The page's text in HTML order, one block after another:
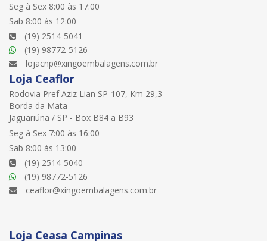
Seg à Sex 8:00 às 17:00
Sab 8:00 às 12:00
(19) 2514-5041
(19) 98772-5126
lojacnp@xingoembalagens.com.br
Loja Ceaflor
Rodovia Pref Aziz Lian SP-107, Km 29,3
Borda da Mata
Jaguariúna / SP - Box B84 a B93
Seg à Sex 7:00 às 16:00
Sab 8:00 às 13:00
(19) 2514-5040
(19) 98772-5126
ceaflor@xingoembalagens.com.br
Loja Ceasa Campinas